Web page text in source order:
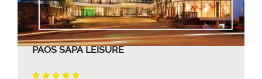
PAOS SAPA LEISURE